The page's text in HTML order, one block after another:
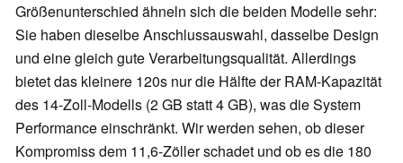
Größenunterschied ähneln sich die beiden Modelle sehr:
Sie haben dieselbe Anschlussauswahl, dasselbe Design
und eine gleich gute Verarbeitungsqualität. Allerdings
bietet das kleinere 120s nur die Hälfte der RAM-Kapazität
des 14-Zoll-Modells (2 GB statt 4 GB), was die System
Performance einschränkt. Wir werden sehen, ob dieser
Kompromiss dem 11,6-Zöller schadet und ob es die 180